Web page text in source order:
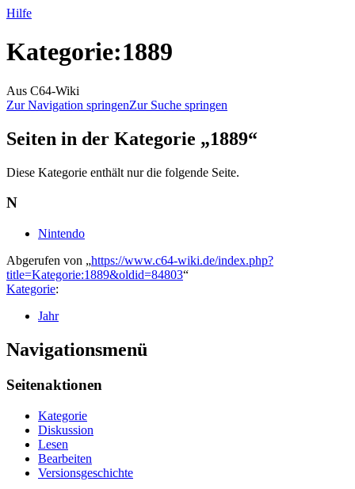
Hilfe
Kategorie:1889
Aus C64-Wiki
Zur Navigation springenZur Suche springen
Seiten in der Kategorie „1889“
Diese Kategorie enthält nur die folgende Seite.
N
Nintendo
Abgerufen von „https://www.c64-wiki.de/index.php?
title=Kategorie:1889&oldid=84803“
Kategorie:
Jahr
Navigationsmenü
Seitenaktionen
Kategorie
Diskussion
Lesen
Bearbeiten
Versionsgeschichte